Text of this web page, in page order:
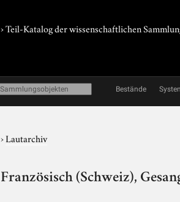
› Teil-Katalog der wissenschaftlichen
Bestände
›Lautarchiv
Französisch (Schweiz),